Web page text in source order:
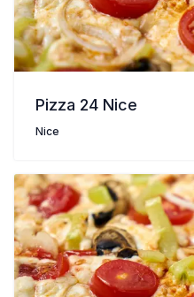
Pizza 24 Nice
Nice